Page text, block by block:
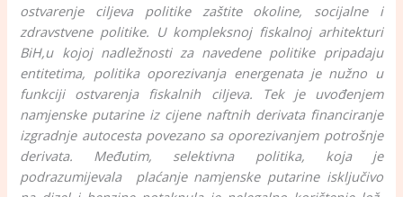
ostvarenje ciljeva politike zaštite okoline, socijalne i
zdravstvene politike. U kompleksnoj fiskalnoj arhitekturi
BiH,u kojoj nadležnosti za navedene politike pripadaju
entitetima, politika oporezivanja energenata je nužno u
funkciji ostvarenja fiskalnih ciljeva. Tek je uvođenjem
namjenske putarine iz cijene naftnih derivata financiranje
izgradnje autocesta povezano sa oporezivanjem potrošnje
derivata. Međutim, selektivna politika, koja je
podrazumijevala plaćanje namjenske putarine isključivo